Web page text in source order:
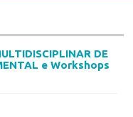
DE
e Workshops